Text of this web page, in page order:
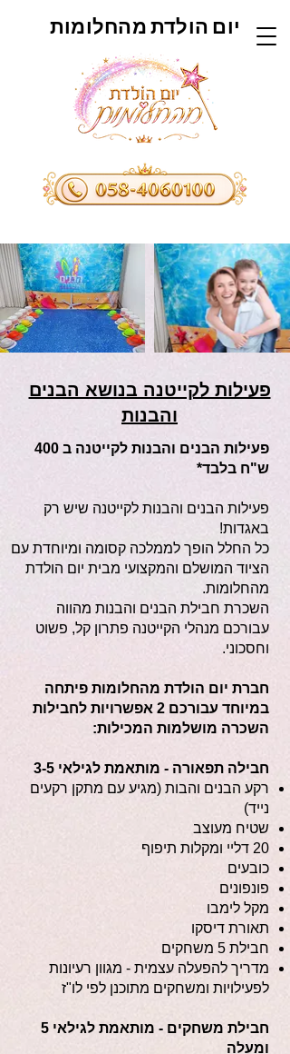
יום הולדת מהחלומות
פעילות לקייטנה בנושא הבנים
והבנות
פעילות הבנים והבנות לקייטנה ב 400
ש"ח בלבד*
פעילות הבנים והבנות לקייטנה שיש רק
באגדות!
כל החלל הופך לממלכה קסומה ומיוחדת עם
הציוד המושלם והמקצועי מבית יום הולדת
מהחלומות.
השכרת חבילת הבנים והבנות מהווה
עבורכם מנהלי הקייטנה פתרון קל, פשוט
וחסכוני.
חברת יום הולדת מהחלומות פיתחה
במיוחד עבורכם 2 אפשרויות לחבילות
השכרה מושלמות המכילות:
חבילה תפאורה - מותאמת לגילאי 3-5
רקע הבנים והבות (מגיע עם מתקן רקעים
נייד)
שטיח מעוצב
20 דליי ומקלות תיפוף
כובעים
פונפונים
מקל לימבו
תאורת דיסקו
חבילת 5 משחקים
מדריך להפעלה עצמית - מגוון רעיונות
לפעילויות ומשחקים מתוכנן לפי לו"ז
חבילת משחקים - מותאמת לגילאי 5
ומעלה